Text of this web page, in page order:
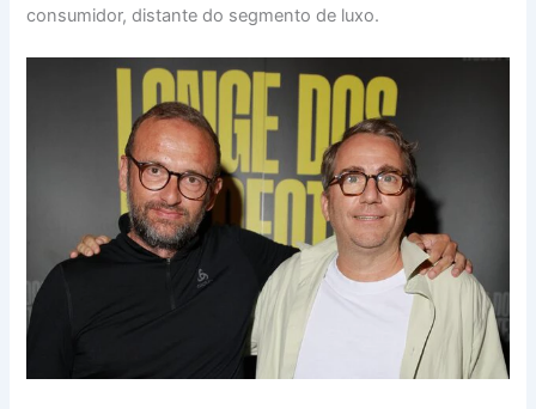
consumidor, distante do segmento de luxo.